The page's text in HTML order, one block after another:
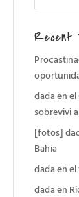
Recent
dada en
sobrevivi
[fotos]
Bahia
dada en
dada en